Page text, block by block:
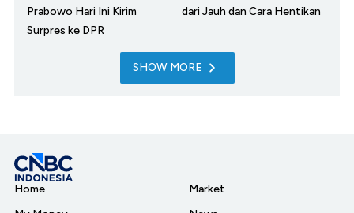
Prabowo Hari Ini Kirim
Surpres ke DPR
dari Jauh dan Cara Hentikan
SHOW MORE
Home
Market